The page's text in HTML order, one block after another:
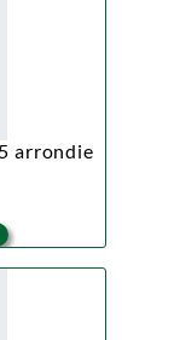
arrondie